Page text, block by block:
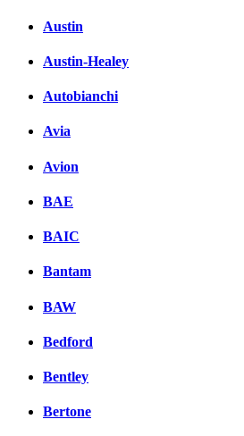
Austin
Austin-Healey
Autobianchi
Avia
Avion
BAE
BAIC
Bantam
BAW
Bedford
Bentley
Bertone